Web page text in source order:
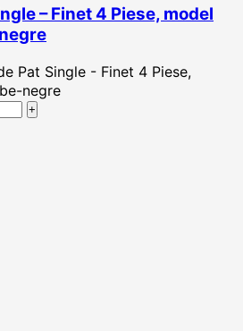
– Finet 4 Piese, model
Pat Single - Finet 4 Piese,
negre